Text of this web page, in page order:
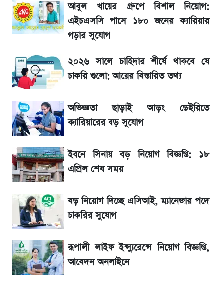
আগামীকালই স্পষ্ট হবে এসএসসি ফল প্রকাশের
তারিখ
এস আলমের দখলে থাকা ব্যাংক নিয়ে এলো নতুন
সিদ্ধান্ত
৬ আগস্ট দেশের বাজারে স্বর্ণের দাম
শেখ হাসিনার দেশে ফেরা নিয়ে যা বললেন রুমিন
ফারহানা
লাফিয়ে বাড়ল স্বর্ণের দাম, এক মাসের মধ্যে সর্বোচ্চ
শেয়ার বিজকে লিগ্যাল নোটিশ পাঠাল রবি, শুরু নতুন
বিতর্ক
রবির বড় সাফল্য! আয় কম বাড়লেও রেকর্ড মুনাফা ও
গ্রাহক বৃদ্ধি
আবুল খায়ের গ্রুপে বিশাল নিয়োগ:
এইচএসসি পাসে ১৮০ জনের ক্যারিয়ার
গড়ার সুযোগ
২০২৬ সালে চাহিদার শীর্ষে থাকবে যে
চাকরি গুলো: আয়ের বিস্তারিত তথ্য
অভিজ্ঞতা ছাড়াই আড়ং ডেইরিতে
ক্যারিয়ারের বড় সুযোগ
ইবনে সিনায় বড় নিয়োগ বিজ্ঞপ্তি: ১৮
এপ্রিল শেষ সময়
বড় নিয়োগ দিচ্ছে এসিআই, ম্যানেজার পদে
চাকরির সুযোগ
রূপালী লাইফ ইন্স্যুরেন্সে নিয়োগ বিজ্ঞপ্তি,
আবেদন অনলাইনে